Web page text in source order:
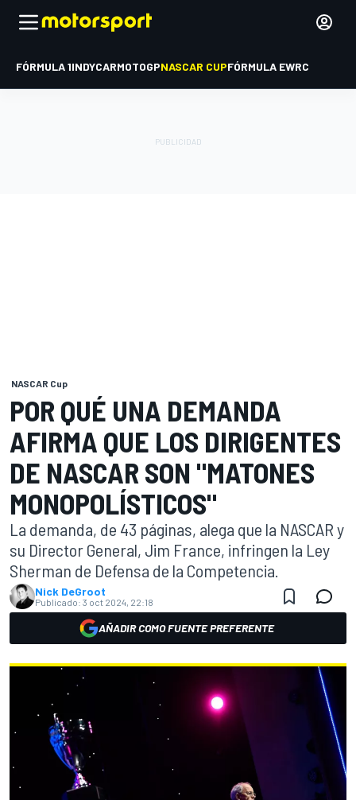
FÓRMULA 1INDYCARMOTOGPNASCAR CUPFÓRMULA EWRC
NASCAR Cup
POR QUÉ UNA DEMANDA
AFIRMA QUE LOS DIRIGENTES
DE NASCAR SON "MATONES
MONOPOLÍSTICOS"
La demanda, de 43 páginas, alega que la NASCAR y
su Director General, Jim France, infringen la Ley
Sherman de Defensa de la Competencia.
Nick DeGroot
Publicado: 3 oct 2024, 22:18
AÑADIR COMO FUENTE PREFERENTE